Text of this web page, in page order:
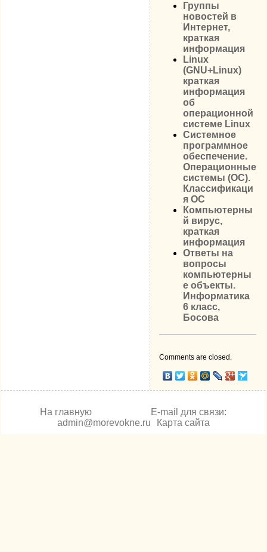
Группы
новостей в
Интернет,
краткая
информация
Linux
(GNU+Linux)
краткая
информация
об
операционной
системе Linux
Системное
программное
обеспечение.
Операционные
системы (ОС).
Классификаци
я ОС
Компьютерны
й вирус,
краткая
информация
Ответы на
вопросы
компьютерны
е объекты.
Информатика
6 класс,
Босова
Comments are closed.
На главную
E-mail для связи:
admin@morevokne.ru
Карта сайта